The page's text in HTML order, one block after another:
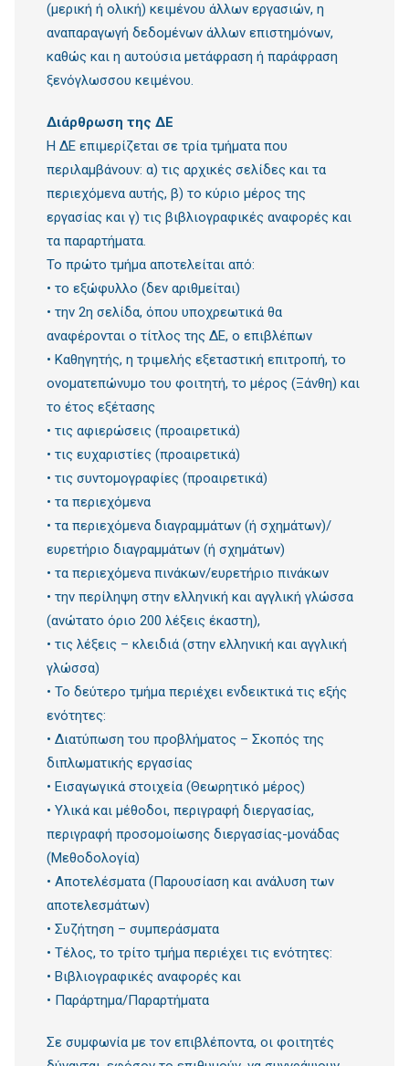
(μερική ή ολική) κειμένου άλλων εργασιών, η
αναπαραγωγή δεδομένων άλλων επιστημόνων,
καθώς και η αυτούσια μετάφραση ή παράφραση
ξενόγλωσσου κειμένου.
Διάρθρωση της ΔΕ
Η ΔΕ επιμερίζεται σε τρία τμήματα που
περιλαμβάνουν: α) τις αρχικές σελίδες και τα
περιεχόμενα αυτής, β) το κύριο μέρος της
εργασίας και γ) τις βιβλιογραφικές αναφορές και
τα παραρτήματα.
Το πρώτο τμήμα αποτελείται από:
• το εξώφυλλο (δεν αριθμείται)
• την 2η σελίδα, όπου υποχρεωτικά θα
αναφέρονται ο τίτλος της ΔΕ, ο επιβλέπων
• Καθηγητής, η τριμελής εξεταστική επιτροπή, το
ονοματεπώνυμο του φοιτητή, το μέρος (Ξάνθη) και
το έτος εξέτασης
• τις αφιερώσεις (προαιρετικά)
• τις ευχαριστίες (προαιρετικά)
• τις συντομογραφίες (προαιρετικά)
• τα περιεχόμενα
• τα περιεχόμενα διαγραμμάτων (ή σχημάτων)/
ευρετήριο διαγραμμάτων (ή σχημάτων)
• τα περιεχόμενα πινάκων/ευρετήριο πινάκων
• την περίληψη στην ελληνική και αγγλική γλώσσα
(ανώτατο όριο 200 λέξεις έκαστη),
• τις λέξεις – κλειδιά (στην ελληνική και αγγλική
γλώσσα)
• Το δεύτερο τμήμα περιέχει ενδεικτικά τις εξής
ενότητες:
• Διατύπωση του προβλήματος – Σκοπός της
διπλωματικής εργασίας
• Εισαγωγικά στοιχεία (Θεωρητικό μέρος)
• Υλικά και μέθοδοι, περιγραφή διεργασίας,
περιγραφή προσομοίωσης διεργασίας-μονάδας
(Μεθοδολογία)
• Αποτελέσματα (Παρουσίαση και ανάλυση των
αποτελεσμάτων)
• Συζήτηση – συμπεράσματα
• Τέλος, το τρίτο τμήμα περιέχει τις ενότητες:
• Βιβλιογραφικές αναφορές και
• Παράρτημα/Παραρτήματα
Σε συμφωνία με τον επιβλέποντα, οι φοιτητές